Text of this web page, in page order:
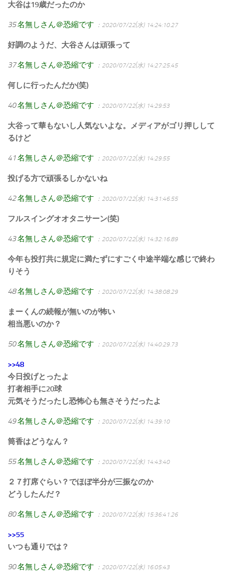
大谷は19歳だったのか
35名無しさん＠恐縮です ：2020/07/22(水) 14:24:10.27
好調のようだ、大谷さんは頑張って
37名無しさん＠恐縮です ：2020/07/22(水) 14:27:25.45
何しに行ったんだか(笑)
40名無しさん＠恐縮です ：2020/07/22(水) 14:29:53
大谷って華もないし人気ないよな。メディアがゴリ押しして
るけど
41名無しさん＠恐縮です ：2020/07/22(水) 14:29:55
投げる方で頑張るしかないね
42名無しさん＠恐縮です ：2020/07/22(水) 14:31:46.55
フルスイングオオタニサーン(笑)
43名無しさん＠恐縮です ：2020/07/22(水) 14:32:16.89
今年も投打共に規定に満たずにすごく中途半端な感じで終わ
りそう
48名無しさん＠恐縮です ：2020/07/22(水) 14:38:08.29
まーくんの続報が無いのが怖い
相当悪いのか？
50名無しさん＠恐縮です ：2020/07/22(水) 14:40:29.73
>>48
今日投げとったよ
打者相手に20球
元気そうだったし恐怖心も無さそうだったよ
49名無しさん＠恐縮です ：2020/07/22(水) 14:39:10
筒香はどうなん？
55名無しさん＠恐縮です ：2020/07/22(水) 14:43:40
２７打席ぐらい？でほぼ半分が三振なのか
どうしたんだ？
80名無しさん＠恐縮です ：2020/07/22(水) 15:36:41.26
>>55
いつも通りでは？
90名無しさん＠恐縮です ：2020/07/22(水) 16:05:43